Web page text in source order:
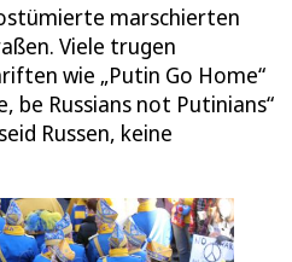
marschierten
Viele trugen
wie „Putin Go Home“
be Russians not Putinians“
Russen, keine